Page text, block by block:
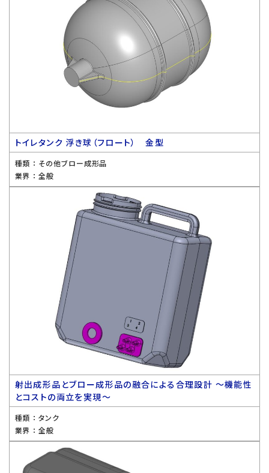
トイレタンク 浮き球（フロート） 金型
種類 ： その他ブロー成形品
業界 ： 全般
射出成形品とブロー成形品の融合による合理設計 〜機能性
とコストの両立を実現〜
種類 ： タンク
業界 ： 全般